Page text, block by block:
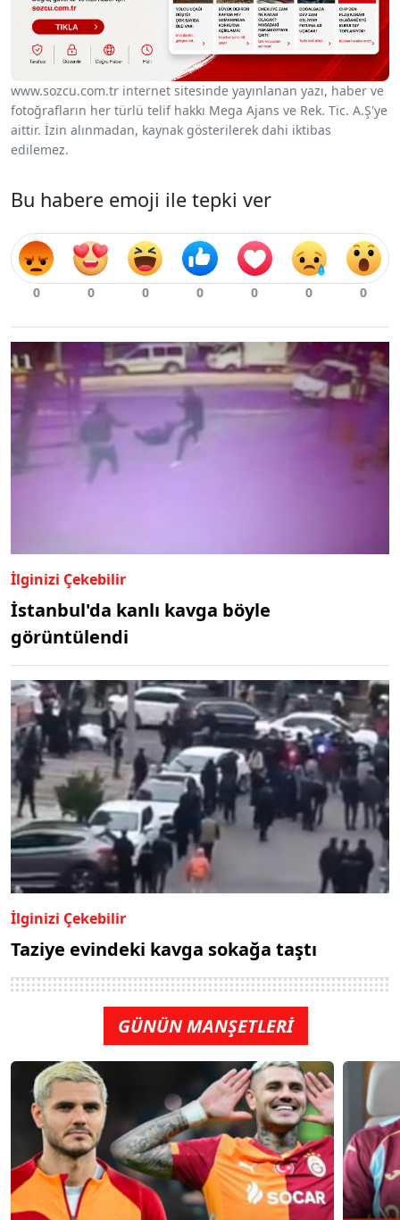
www.sozcu.com.tr internet sitesinde yayınlanan yazı, haber ve
fotoğrafların her türlü telif hakkı Mega Ajans ve Rek. Tic. A.Ş'ye
aittir. İzin alınmadan, kaynak gösterilerek dahi iktibas
edilemez.
Bu habere emoji ile tepki ver
İlginizi Çekebilir
İstanbul'da kanlı kavga böyle
görüntülendi
İlginizi Çekebilir
Taziye evindeki kavga sokağa taştı
GÜNÜN MANŞETLERİ